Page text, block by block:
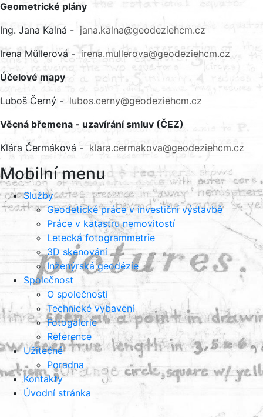
Geometrické plány
Ing. Jana Kalná - jana.kalna@geodeziehcm.cz
Irena Müllerová -irena.mullerova@geodeziehcm.cz
Účelové mapy
Luboš Černý - lubos.cerny@geodeziehcm.cz
Věcná břemena - uzavírání smluv (ČEZ)
Klára Čermáková - klara.cermakova@geodeziehcm.cz
Mobilní menu
Služby
Geodetické práce v investiční výstavbě
Práce v katastru nemovitostí
Letecká fotogrammetrie
3D skenování
Inženýrská geodézie
Společnost
O společnosti
Technické vybavení
Fotogalerie
Reference
Užitečné
Poradna
Kontakty
Úvodní stránka